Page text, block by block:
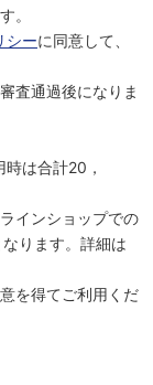
。
シーに同意して、
査通過後になりま
は合計20，
インショップでの
ります。詳細は
を得てご利用くだ